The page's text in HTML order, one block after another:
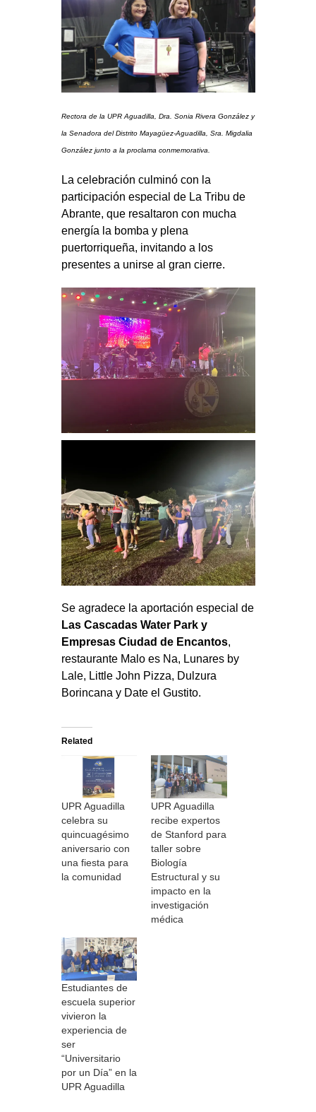
Rectora de la UPR Aguadilla, Dra. Sonia Rivera González y
la Senadora del Distrito Mayagüez-Aguadilla, Sra. Migdalia
González junto a la proclama conmemorativa.
La celebración culminó con la
participación especial de La Tribu de
Abrante, que resaltaron con mucha
energía la bomba y plena
puertorriqueña, invitando a los
presentes a unirse al gran cierre.
Se agradece la aportación especial de
Las Cascadas Water Park y
Empresas Ciudad de Encantos,
restaurante Malo es Na, Lunares by
Lale, Little John Pizza, Dulzura
Borincana y Date el Gustito.
Related
UPR Aguadilla
celebra su
quincuagésimo
aniversario con
una fiesta para
la comunidad
UPR Aguadilla
recibe expertos
de Stanford para
taller sobre
Biología
Estructural y su
impacto en la
investigación
médica
Estudiantes de
escuela superior
vivieron la
experiencia de
ser
“Universitario
por un Día” en la
UPR Aguadilla